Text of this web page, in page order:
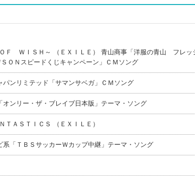
ＷＩＳＨ～ （ＥＸＩＬＥ） 青山商事「洋服の青山 フレッ
ＯＮスピードくじキャンペーン」ＣＭソング
ンリミテッド「サマンサベガ」ＣＭソング
ンリー・ザ・ブレイブ日本版」テーマ・ソング
ＡＳＴＩＣＳ （ＥＸＩＬＥ）
「ＴＢＳサッカーＷカップ中継」テーマ・ソング